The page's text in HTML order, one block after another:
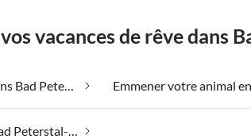
vacances de rêve dans
Dans les montagnes dans Bad Peterstal-Griesbach
Vacances de ski dans Bad Peterstal-Griesbach